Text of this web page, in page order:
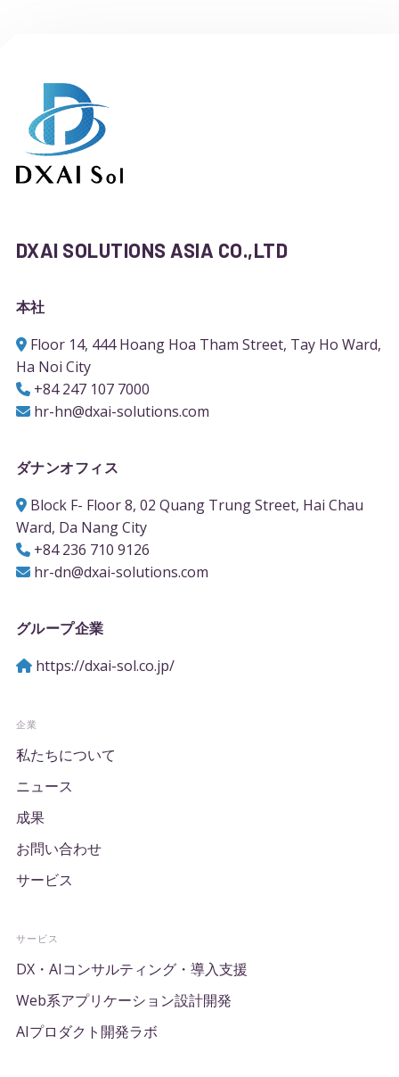
DXAI SOLUTIONS ASIA CO.,LTD
本社
Floor 14, 444 Hoang Hoa Tham Street, Tay Ho Ward,
Ha Noi City
+84 247 107 7000
hr-hn@dxai-solutions.com
ダナンオフィス
Block F- Floor 8, 02 Quang Trung Street, Hai Chau
Ward, Da Nang City
+84 236 710 9126
hr-dn@dxai-solutions.com
グループ企業
https://dxai-sol.co.jp/
企業
私たちについて
ニュース
成果
お問い合わせ
サービス
サービス
DX・AIコンサルティング・導入支援
Web系アプリケーション設計開発
AIプロダクト開発ラボ